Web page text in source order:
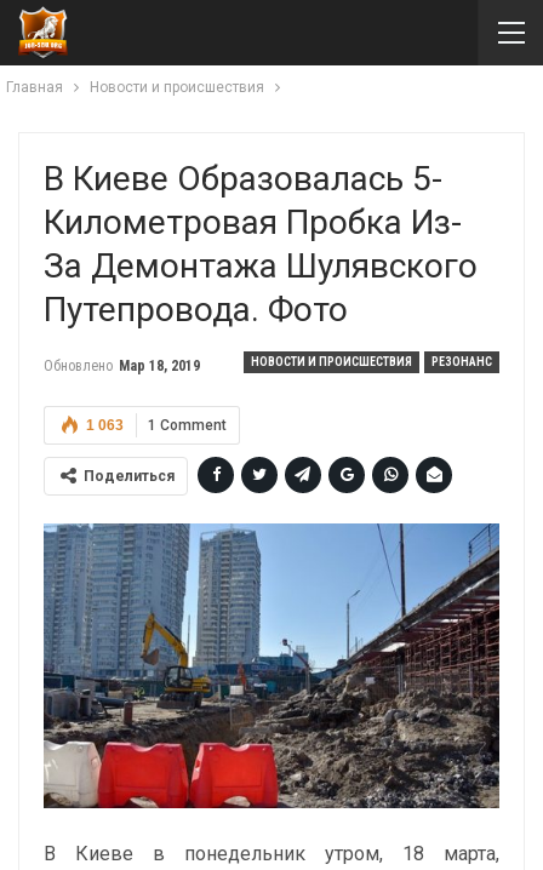
Главная Новости и происшествия
В Киеве Образовалась 5-
Километровая Пробка Из-
За Демонтажа Шулявского
Путепровода. Фото
НОВОСТИ И ПРОИСШЕСТВИЯ РЕЗОНАНС
Обновлено Мар 18, 2019
1 Comment
1 063
Поделиться
В Киеве в понедельник утром, 18 марта,